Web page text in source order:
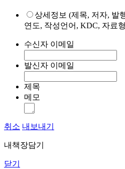
상세정보 (제목, 저자, 발
연도, 작성언어, KDC, 자료
수신자 이메일
발신자 이메일
제목
메모
취소 내보내기
내책장담기
닫기